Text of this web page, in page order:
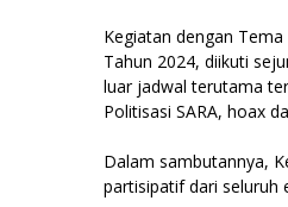
Kegiatan dengan
Tahun 2024, diikuti
luar jadwal terutama
Politisasi SARA, hoax
Dalam sambutannya,
partisipatif dari seluruh